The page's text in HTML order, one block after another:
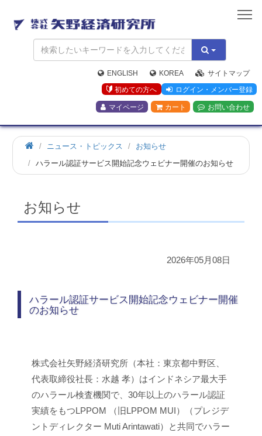
矢
野
経
済
研
究
所
ENGLISH KOREA
サイトマップ
初めての方へ
ログイン・メンバー登録
マイページ カート お問い合わせ
ホ
ニュース・トピックス
お知らせ
ハラール認証サービス開始記念ウェビナー開催のお知らせ
お知らせ
2026年05月08日
ハラール認証サービス開始記念ウェビナー開催
のお知らせ
株式会社矢野経済研究所（本社：東京都中野区、
代表取締役社長：水越 孝）はインドネシア最大手
のハラール検査機関で、30年以上のハラール認証
実績をもつLPPOM （旧LPPOM MUI）（プレジデ
ントディレクター Muti Arintawati）と共同でハラー